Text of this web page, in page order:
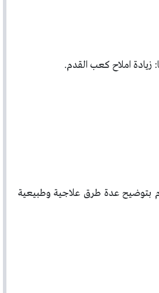
املاح كعب القدم.
بتوضيح عدة طرق علاجية وطبيعية